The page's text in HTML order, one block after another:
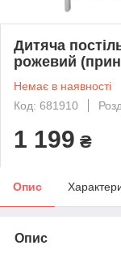
Дитяча
рожевий
Немає в наявності
Код: 681910
1 199 ₴
Опис
Опис